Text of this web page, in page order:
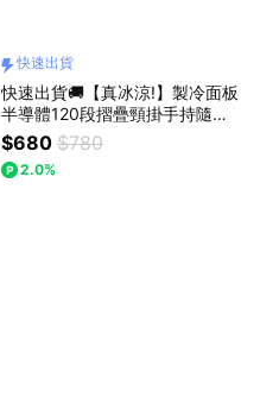
快速出貨
快速出貨🚚【真冰涼!】製冷面板
半導體120段摺疊頸掛手持隨身
風扇 RK29 RASTO
$680 $780
2.0%